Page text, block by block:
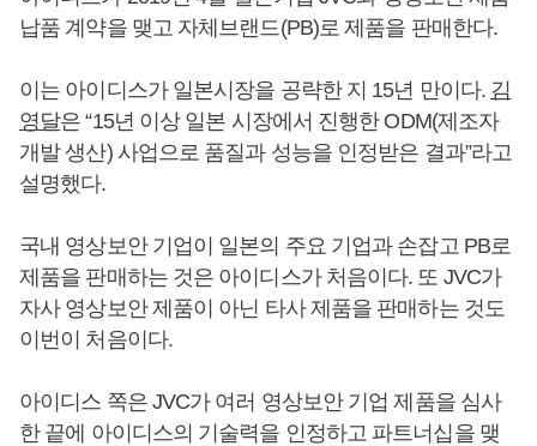
납품 계약을 맺고 자체브랜드(PB)로 제품을 판매한다.
이는 아이디스가 일본시장을 공략한 지 15년 만이다. 김
영달은 “15년 이상 일본 시장에서 진행한 ODM(제조자
개발 생산) 사업으로 품질과 성능을 인정받은 결과”라고
설명했다.
국내 영상보안 기업이 일본의 주요 기업과 손잡고 PB로
제품을 판매하는 것은 아이디스가 처음이다. 또 JVC가
자사 영상보안 제품이 아닌 타사 제품을 판매하는 것도
이번이 처음이다.
아이디스 쪽은 JVC가 여러 영상보안 기업 제품을 심사
한 끝에 아이디스의 기술력을 인정하고 파트너십을 맺